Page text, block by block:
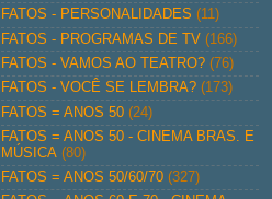
FATOS - PERSONALIDADES (11)
FATOS - PROGRAMAS DE TV (166)
FATOS - VAMOS AO TEATRO? (76)
FATOS - VOCÊ SE LEMBRA? (173)
FATOS = ANOS 50 (24)
FATOS = ANOS 50 - CINEMA BRAS. E
MÚSICA (80)
FATOS = ANOS 50/60/70 (327)